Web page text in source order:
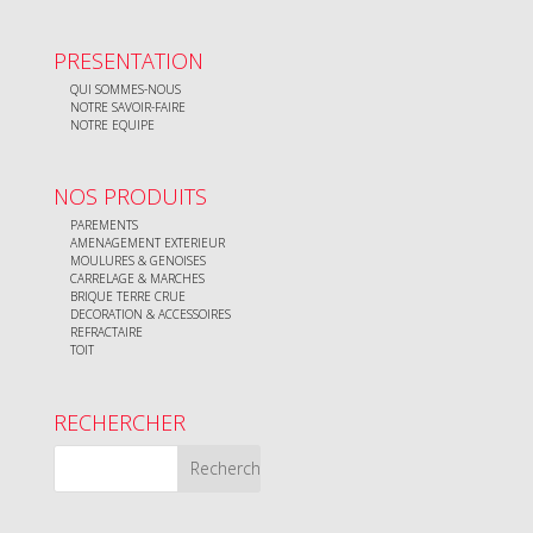
PRESENTATION
QUI SOMMES-NOUS
NOTRE SAVOIR-FAIRE
NOTRE EQUIPE
NOS PRODUITS
PAREMENTS
AMENAGEMENT EXTERIEUR
MOULURES & GENOISES
CARRELAGE & MARCHES
BRIQUE TERRE CRUE
DECORATION & ACCESSOIRES
REFRACTAIRE
TOIT
RECHERCHER